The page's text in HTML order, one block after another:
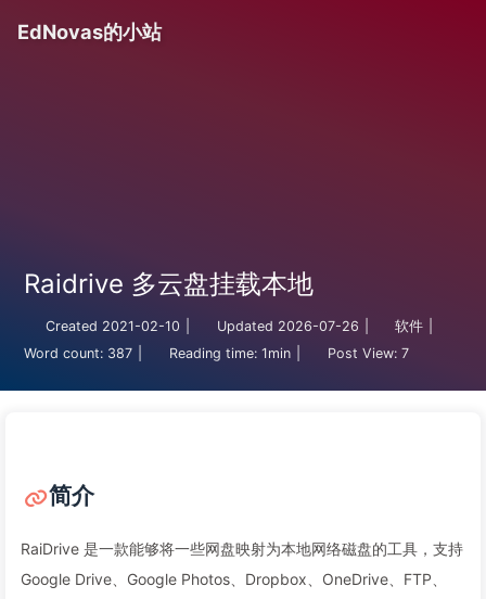
EdNovas的小站
Raidrive 多云盘挂载本地
Created 2021-02-10 Updated 2026-07-26 软件
Word count: 387 Reading time: 1min Post View: 7
简介
RaiDrive 是一款能够将一些网盘映射为本地网络磁盘的工具，支持
Google Drive、Google Photos、Dropbox、OneDrive、FTP、